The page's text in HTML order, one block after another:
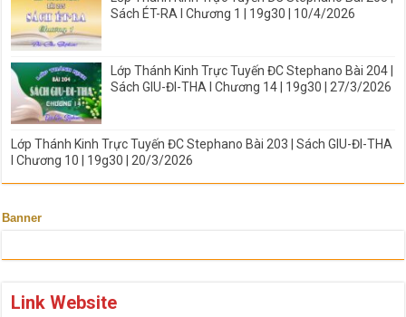
Sách ÉT-RA I Chương 1 | 19g30 | 10/4/2026
Lớp Thánh Kinh Trực Tuyến ĐC Stephano Bài 204 |
Sách GIU-ĐI-THA I Chương 14 | 19g30 | 27/3/2026
Lớp Thánh Kinh Trực Tuyến ĐC Stephano Bài 203 | Sách GIU-ĐI-THA
I Chương 10 | 19g30 | 20/3/2026
Banner
Link Website